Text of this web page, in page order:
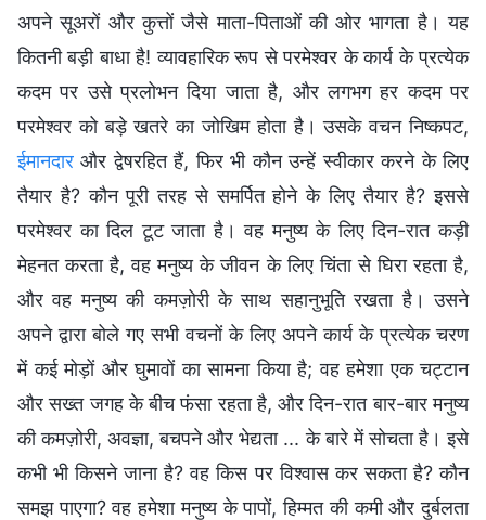
अपने सूअरों और कुत्तों जैसे माता-पिताओं की ओर भागता है। यह
कितनी बड़ी बाधा है! व्यावहारिक रूप से परमेश्वर के कार्य के प्रत्येक
कदम पर उसे प्रलोभन दिया जाता है, और लगभग हर कदम पर
परमेश्वर को बड़े खतरे का जोखिम होता है। उसके वचन निष्कपट,
ईमानदार और द्वेषरहित हैं, फिर भी कौन उन्हें स्वीकार करने के लिए
तैयार है? कौन पूरी तरह से समर्पित होने के लिए तैयार है? इससे
परमेश्वर का दिल टूट जाता है। वह मनुष्य के लिए दिन-रात कड़ी
मेहनत करता है, वह मनुष्य के जीवन के लिए चिंता से घिरा रहता है,
और वह मनुष्य की कमज़ोरी के साथ सहानुभूति रखता है। उसने
अपने द्वारा बोले गए सभी वचनों के लिए अपने कार्य के प्रत्येक चरण
में कई मोड़ों और घुमावों का सामना किया है; वह हमेशा एक चट्टान
और सख्त जगह के बीच फंसा रहता है, और दिन-रात बार-बार मनुष्य
की कमज़ोरी, अवज्ञा, बचपने और भेद्यता ... के बारे में सोचता है। इसे
कभी भी किसने जाना है? वह किस पर विश्वास कर सकता है? कौन
समझ पाएगा? वह हमेशा मनुष्य के पापों, हिम्मत की कमी और दुर्बलता